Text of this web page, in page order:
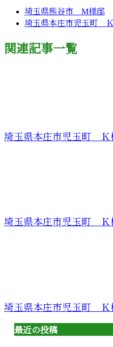
埼玉県熊谷市 M様邸
埼玉県本庄市児玉町
関連記事一覧
埼玉県本庄市児玉町
埼玉県本庄市児玉町
埼玉県本庄市児玉町
最近の投稿